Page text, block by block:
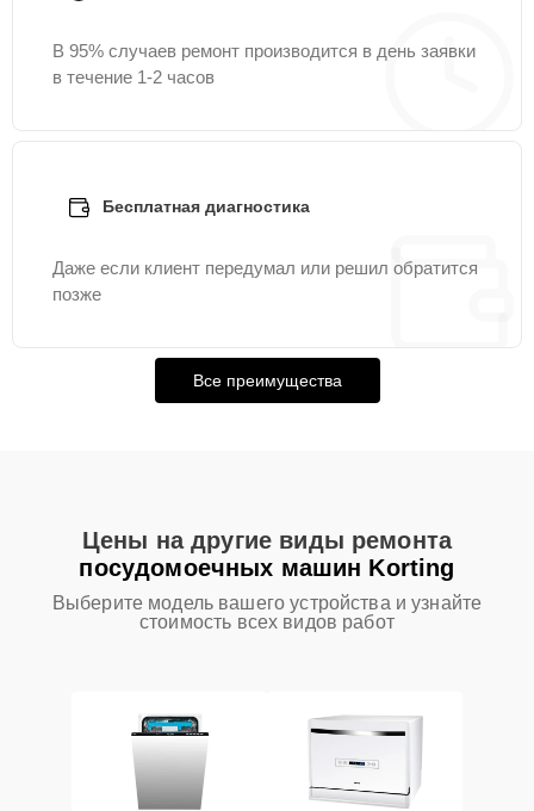
В 95% случаев ремонт производится в день заявки
в течение 1-2 часов
Бесплатная диагностика
Даже если клиент передумал или решил обратится
позже
Все преимущества
Цены на другие виды ремонта
посудомоечных машин Korting
Выберите модель вашего устройства и узнайте
стоимость всех видов работ